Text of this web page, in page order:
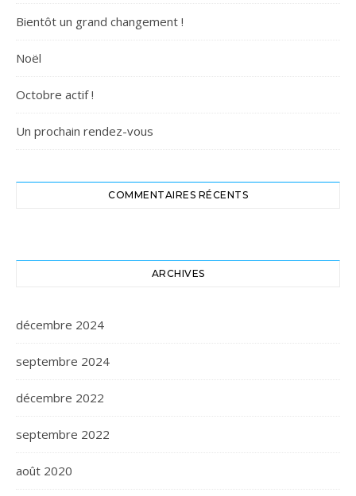
Bientôt un grand changement !
Noël
Octobre actif !
Un prochain rendez-vous
COMMENTAIRES RÉCENTS
ARCHIVES
décembre 2024
septembre 2024
décembre 2022
septembre 2022
août 2020